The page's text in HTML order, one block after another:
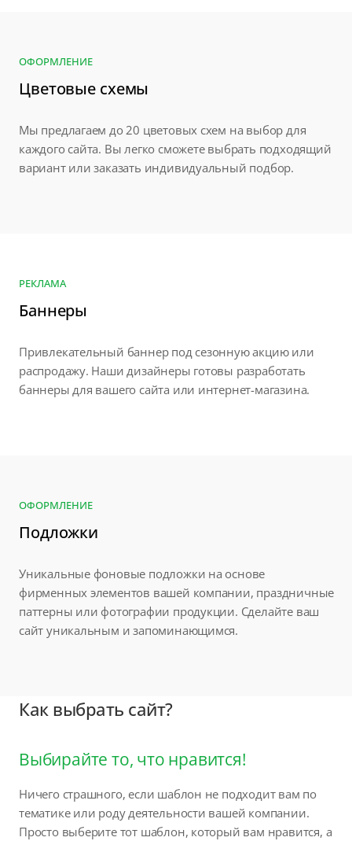
ОФОРМЛЕНИЕ
Цветовые схемы
Мы предлагаем до 20 цветовых схем на выбор для
каждого сайта. Вы легко сможете выбрать подходящий
вариант или заказать индивидуальный подбор.
РЕКЛАМА
Баннеры
Привлекательный баннер под сезонную акцию или
распродажу. Наши дизайнеры готовы разработать
баннеры для вашего сайта или интернет-магазина.
ОФОРМЛЕНИЕ
Подложки
Уникальные фоновые подложки на основе
фирменных элементов вашей компании, праздничные
паттерны или фотографии продукции. Сделайте ваш
сайт уникальным и запоминающимся.
Как выбрать сайт?
Выбирайте то, что нравится!
Ничего страшного, если шаблон не подходит вам по
тематике или роду деятельности вашей компании.
Просто выберите тот шаблон, который вам нравится, а